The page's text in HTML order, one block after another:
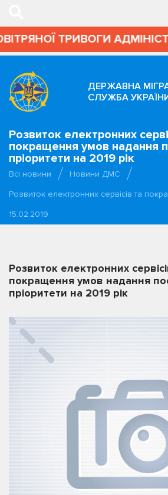
ТРИВОГИ
ДЕРЖАВНА
СЛУЖБА
Розвиток електронних
покращення умов надання
пріоритети на 2019 рік
Всі новини
Новини ДМС
Розвиток електронних сервісів та
15.02.2019
Розвиток електронних
покращення умов надання
пріоритети на 2019 рік